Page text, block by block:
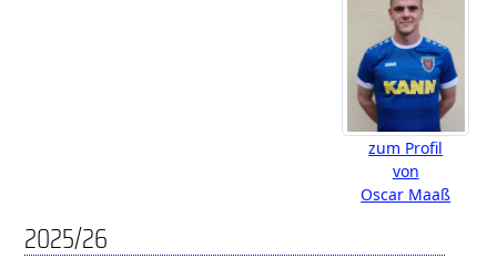
zum Profil
von
Oscar Maaß
2025/26